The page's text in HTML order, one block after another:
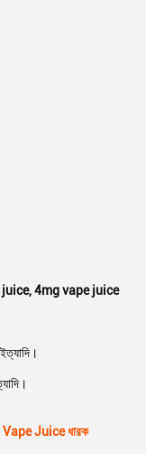
juice,4mg vape juice
Vape Juice ধারক